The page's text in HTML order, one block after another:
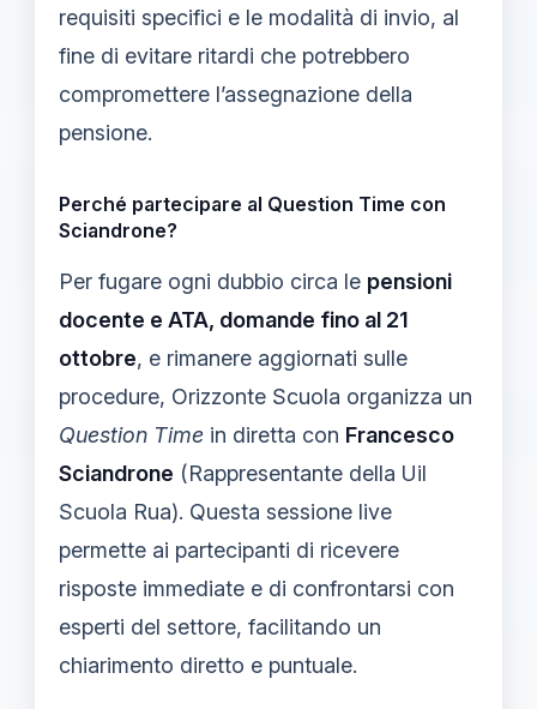
requisiti specifici e le modalità di invio, al
fine di evitare ritardi che potrebbero
compromettere l’assegnazione della
pensione.
Perché partecipare al Question Time con
Sciandrone?
Per fugare ogni dubbio circa le pensioni
docente e ATA, domande fino al 21
ottobre, e rimanere aggiornati sulle
procedure, Orizzonte Scuola organizza un
Question Time in diretta con Francesco
Sciandrone (Rappresentante della Uil
Scuola Rua). Questa sessione live
permette ai partecipanti di ricevere
risposte immediate e di confrontarsi con
esperti del settore, facilitando un
chiarimento diretto e puntuale.